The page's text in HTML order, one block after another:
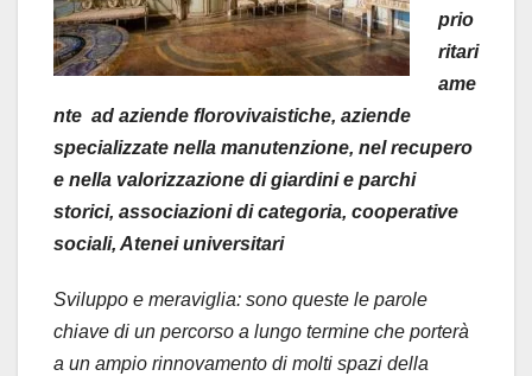
prio
ritari
ame
nte ad aziende florovivaistiche, aziende
specializzate nella manutenzione, nel recupero
e nella valorizzazione di giardini e parchi
storici, associazioni di categoria, cooperative
sociali, Atenei universitari
Sviluppo e meraviglia: sono queste le parole
chiave di un percorso a lungo termine che porterà
a un ampio rinnovamento di molti spazi della